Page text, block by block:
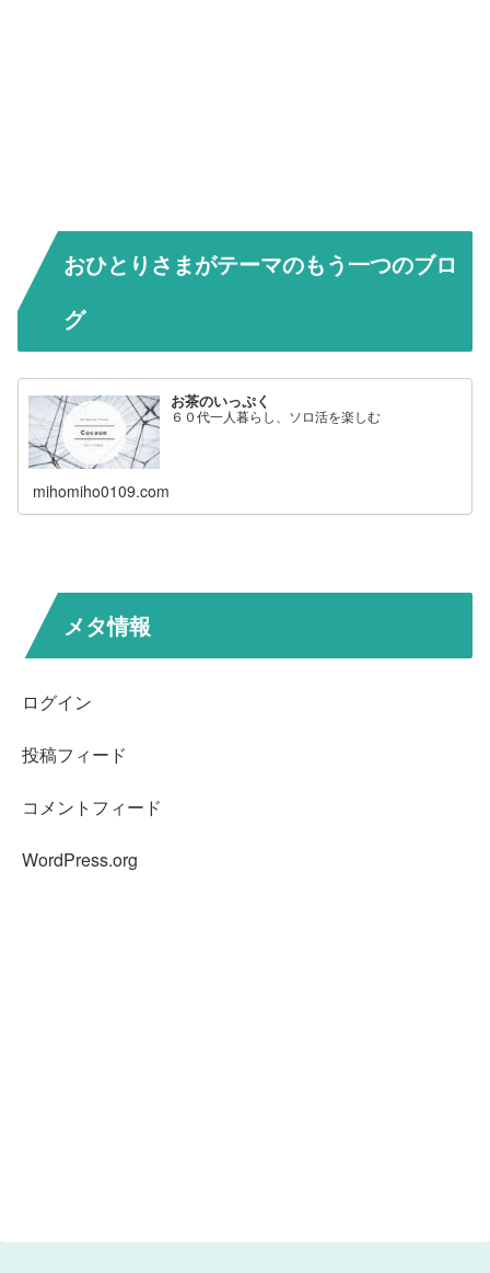
おひとりさまがテーマのもう一つのブロ
グ
お茶のいっぷく
６０代一人暮らし、ソロ活を楽しむ
mihomiho0109.com
メタ情報
ログイン
投稿フィード
コメントフィード
WordPress.org